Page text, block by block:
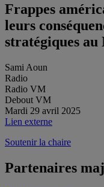
Frappes
leurs
stratégiques
Sami Aoun
Radio
Radio VM
Debout VM
Mardi 29 avril 2025
Lien externe
Soutenir la chaire
Partenaires